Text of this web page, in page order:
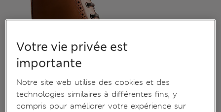
Votre vie privée est
importante
Notre site web utilise des cookies et des
technologies similaires à différentes fins, y
compris pour améliorer votre expérience sur